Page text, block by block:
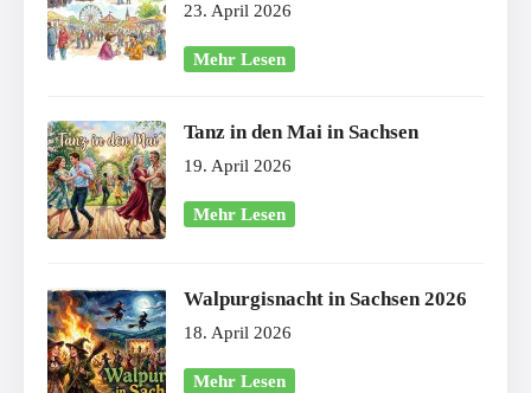
23. April 2026
Mehr Lesen
Tanz in den Mai in Sachsen
19. April 2026
Mehr Lesen
Walpurgisnacht in Sachsen 2026
18. April 2026
Mehr Lesen